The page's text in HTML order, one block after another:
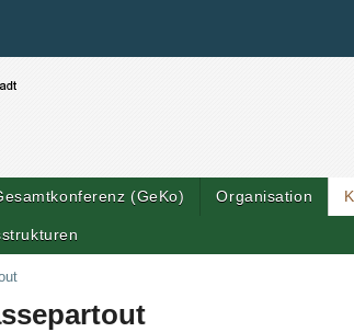
(GeKo) Organisation